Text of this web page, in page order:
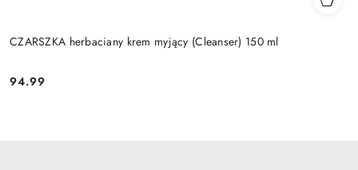
CZARSZKA herbaciany krem myjący (Cleanser) 150 ml
Cena:
94.99